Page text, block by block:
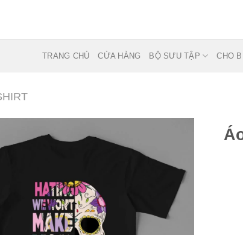
TRANG CHỦ CỬA HÀNG BỘ SƯU TẬP CHO
vào
muốn
mua